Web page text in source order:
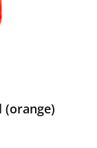
(orange)